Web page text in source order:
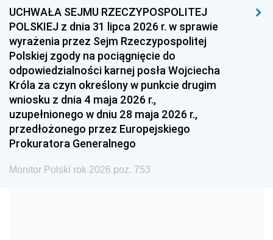
1996 1995 1994
1993 1992 1991
1990 1989
1987 1986 1985
1984 1983
1981 1980 1979
1978 1977
1975 1974
UCHWAŁA SEJMU RZECZYPOSPOLITEJ
POLSKIEJ z dnia 31 lipca 2026 r. w sprawie
wyrażenia przez Sejm Rzeczypospolitej
Polskiej zgody na pociągnięcie do
odpowiedzialności karnej posła Wojciecha
Króla za czyn określony w punkcie drugim
wniosku z dnia 4 maja 2026 r.,
uzupełnionego w dniu 28 maja 2026 r.,
przedłożonego przez Europejskiego
Prokuratora Generalnego
Monitor Polski rok 2026 poz. 753